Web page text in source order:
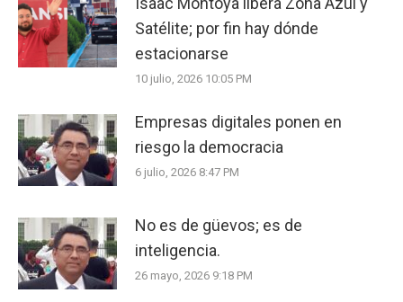
Satélite; por fin hay dónde
estacionarse
10 julio, 2026 10:05 PM
Empresas digitales ponen en
riesgo la democracia
6 julio, 2026 8:47 PM
No es de güevos; es de
inteligencia.
26 mayo, 2026 9:18 PM